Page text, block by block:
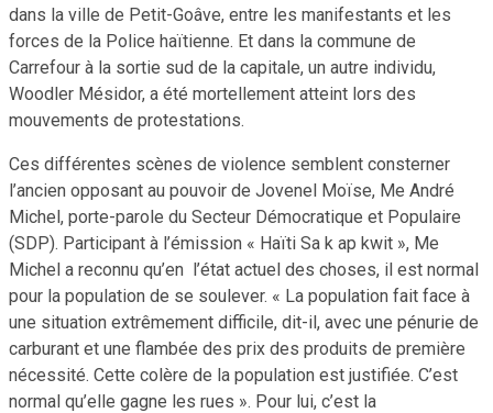
dans la ville de Petit-Goâve, entre les manifestants et les
forces de la Police haïtienne. Et dans la commune de
Carrefour à la sortie sud de la capitale, un autre individu,
Woodler Mésidor, a été mortellement atteint lors des
mouvements de protestations.
Ces différentes scènes de violence semblent consterner
l’ancien opposant au pouvoir de Jovenel Moïse, Me André
Michel, porte-parole du Secteur Démocratique et Populaire
(SDP). Participant à l’émission « Haïti Sa k ap kwit », Me
Michel a reconnu qu’en l’état actuel des choses, il est normal
pour la population de se soulever. « La population fait face à
une situation extrêmement difficile, dit-il, avec une pénurie de
carburant et une flambée des prix des produits de première
nécessité. Cette colère de la population est justifiée. C’est
normal qu’elle gagne les rues ». Pour lui, c’est la